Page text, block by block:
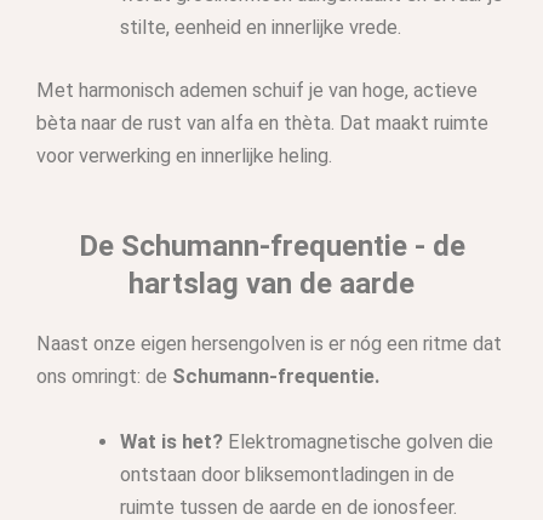
stilte, eenheid en innerlijke vrede.
Met harmonisch ademen schuif je van hoge, actieve
bèta naar de rust van alfa en thèta. Dat maakt ruimte
voor verwerking en innerlijke heling.
De Schumann-frequentie - de
hartslag van de aarde
Naast onze eigen hersengolven is er nóg een ritme dat
ons omringt: de Schumann-frequentie.
Wat is het? Elektromagnetische golven die
ontstaan door bliksemontladingen in de
ruimte tussen de aarde en de ionosfeer.